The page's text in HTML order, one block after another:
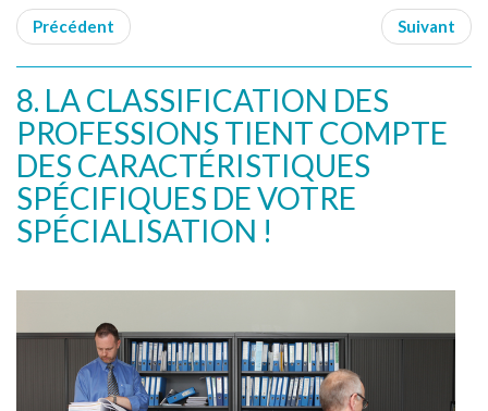
Précédent Suivant
8. LA CLASSIFICATION DES
PROFESSIONS TIENT COMPTE
DES CARACTÉRISTIQUES
SPÉCIFIQUES DE VOTRE
SPÉCIALISATION !